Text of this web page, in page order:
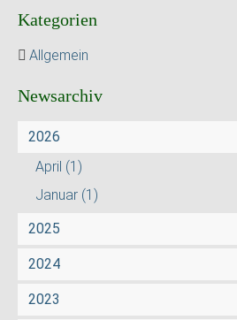
Kategorien
Allgemein
Newsarchiv
2026
April (1)
Januar (1)
2025
2024
2023